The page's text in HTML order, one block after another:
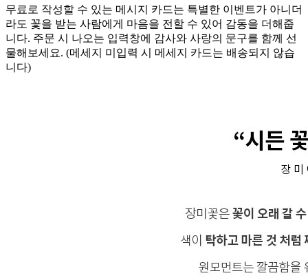
무료로 작성할 수 있는 메시지 카드는 특별한 이벤트가 아니더
라도 꽃을 받는 사람에게 마음을 전할 수 있어 감동을 더해줍
니다. 주문 시 나오는 입력창에 감사와 사랑의 문구를 함께 선
물해보세요. (메세지 미입력 시 메세지 카드는 배송되지 않습
니다)